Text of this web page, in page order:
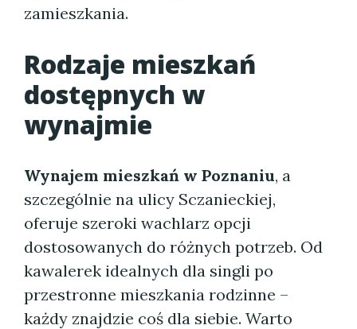
zamieszkania.
Rodzaje mieszkań
dostępnych w
wynajmie
Wynajem mieszkań w Poznaniu, a
szczególnie na ulicy Sczanieckiej,
oferuje szeroki wachlarz opcji
dostosowanych do różnych potrzeb. Od
kawalerek idealnych dla singli po
przestronne mieszkania rodzinne –
każdy znajdzie coś dla siebie. Warto